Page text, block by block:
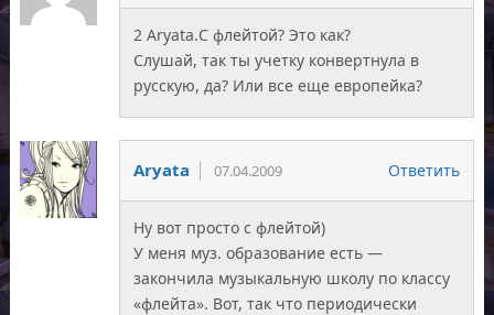
2 Aryata.С флейтой? Это как?
Слушай, так ты учетку конвертнула в
русскую, да? Или все еще европейка?
Aryata 07.04.2009 Ответить
Ну вот просто с флейтой)
У меня муз. образование есть —
закончила музыкальную школу по классу
«флейта». Вот, так что периодически